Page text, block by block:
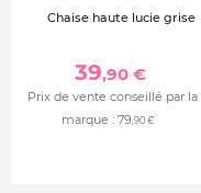
Chaise haute lucie grise
39,90 €
Prix de vente conseillé par la
marque : 79,90 €